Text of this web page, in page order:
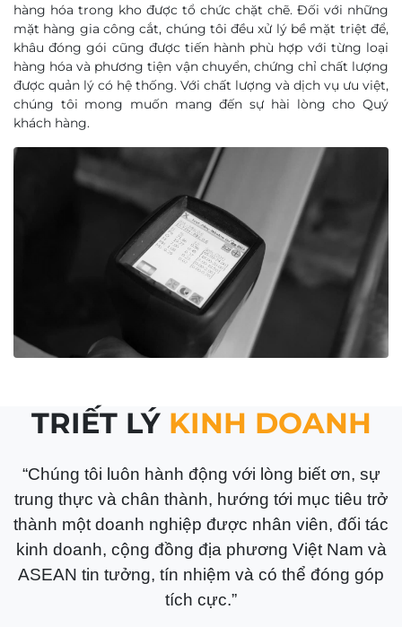
hàng hóa trong kho được tổ chức chặt chẽ. Đối với những
mặt hàng gia công cắt, chúng tôi đều xử lý bề mặt triệt để,
khâu đóng gói cũng được tiến hành phù hợp với từng loại
hàng hóa và phương tiện vận chuyển, chứng chỉ chất lượng
được quản lý có hệ thống. Với chất lượng và dịch vụ ưu việt,
chúng tôi mong muốn mang đến sự hài lòng cho Quý
khách hàng.
TRIẾT LÝ KINH DOANH
“Chúng tôi luôn hành động với lòng biết ơn, sự
trung thực và chân thành, hướng tới mục tiêu trở
thành một doanh nghiệp được nhân viên, đối tác
kinh doanh, cộng đồng địa phương Việt Nam và
ASEAN tin tưởng, tín nhiệm và có thể đóng góp
tích cực.”